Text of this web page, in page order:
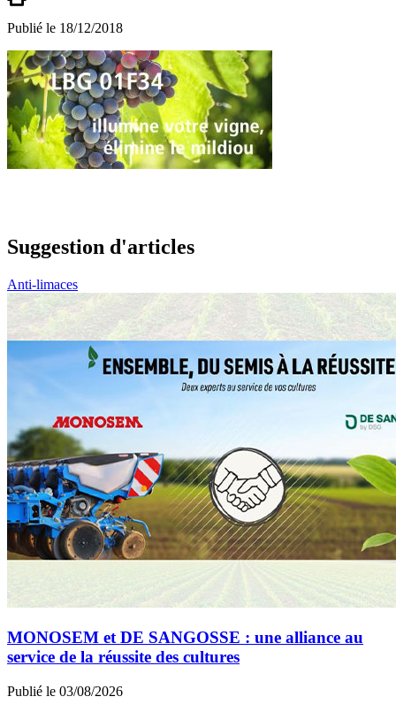
Publié le 18/12/2018
Suggestion d'articles
Anti-limaces
MONOSEM et DE SANGOSSE : une alliance au
service de la réussite des cultures
Publié le 03/08/2026